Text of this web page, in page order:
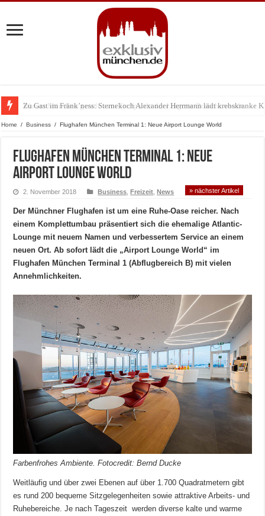
Zu Gast im Fränk’ness: Sternekoch Alexander Herrmann lädt krebskranke
Warum München gerade zum Treffpunkt der Lingerie-Branche wurde
Home / Business / Flughafen München Terminal 1: Neue Airport Lounge World
Flughafen München Terminal 1: Neue
Airport Lounge World
2. November 2018 Business ,Freizeit ,News » nächster Artikel
Der Münchner Flughafen ist um eine Ruhe-Oase reicher. Nach
einem Komplettumbau präsentiert sich die ehemalige Atlantic-
Lounge mit neuem Namen und verbessertem Service an einem
neuen Ort. Ab sofort lädt die „Airport Lounge World“ im
Flughafen München Terminal 1 (Abflugbereich B) mit vielen
Annehmlichkeiten.
Farbenfrohes Ambiente. Fotocredit: Bernd Ducke
Weitläufig und über zwei Ebenen auf über 1.700 Quadratmetern gibt
es rund 200 bequeme Sitzgelegenheiten sowie attraktive Arbeits- und
Ruhebereiche. Je nach Tageszeit werden diverse kalte und warme